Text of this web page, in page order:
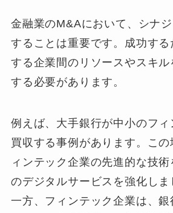
金融業のM&Aにおいて、シナ
することは重要です。成功す
する企業間のリソースやスキ
する必要があります。
例えば、大手銀行が中小のフィ
買収する事例があります。この
ィンテック企業の先進的な技
のデジタルサービスを強化しま
一方、フィンテック企業は、銀